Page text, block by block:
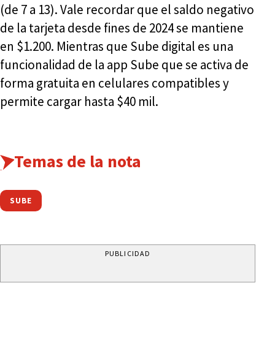
(de 7 a 13). Vale recordar que el saldo negativo
de la tarjeta desde fines de 2024 se mantiene
en $1.200. Mientras que Sube digital es una
funcionalidad de la app Sube que se activa de
forma gratuita en celulares compatibles y
permite cargar hasta $40 mil.
Temas de la nota
SUBE
PUBLICIDAD